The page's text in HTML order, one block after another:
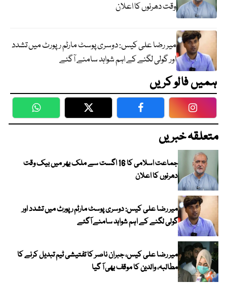
وقت دھرنوں کا اعلان
میر رضا علی کیس: دوسری پوسٹ مارٹم رپورٹ میں تشدد
اور گولی لگنے کے اہم شواہد سامنے آگئے
ہمیں فالو کریں
WhatsApp Twitter Facebook
متعلقہ خبریں
جماعت اسلامی کا 16 اگست سے ملک بھر میں بیک وقت
دھرنوں کا اعلان
میر رضا علی کیس: دوسری پوسٹ مارٹم رپورٹ میں تشدد اور
گولی لگنے کے اہم شواہد سامنے آگئے
میر رضا علی کیس، جبران ناصر کا تفتیشی ٹیم تبدیل کرنے کا
مطالبہ، والدین کا موقف بھی آ گیا